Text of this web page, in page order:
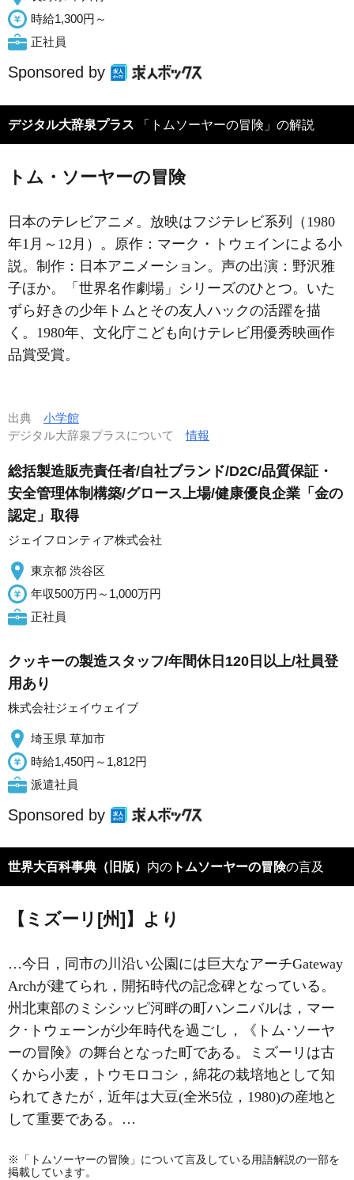
時給1,300円～
正社員
Sponsored by
デジタル大辞泉プラス 「トムソーヤーの冒険」の解説
トム・ソーヤーの冒険
日本のテレビアニメ。放映はフジテレビ系列（1980
年1月～12月）。原作：マーク・トウェインによる小
説。制作：日本アニメーション。声の出演：野沢雅
子ほか。「世界名作劇場」シリーズのひとつ。いた
ずら好きの少年トムとその友人ハックの活躍を描
く。1980年、文化庁こども向けテレビ用優秀映画作
品賞受賞。
出典 小学館
デジタル大辞泉プラスについて情報
総括製造販売責任者/自社ブランド/D2C/品質保証・
安全管理体制構築/グロース上場/健康優良企業「金の
認定」取得
ジェイフロンティア株式会社
東京都 渋谷区
年収500万円～1,000万円
正社員
クッキーの製造スタッフ/年間休日120日以上/社員登
用あり
株式会社ジェイウェイブ
埼玉県 草加市
時給1,450円～1,812円
派遣社員
Sponsored by
世界大百科事典（旧版） 内の トムソーヤーの冒険の言及
【ミズーリ[州]】より
…今日，同市の川沿い公園には巨大なアーチGateway
Archが建てられ，開拓時代の記念碑となっている。
州北東部のミシシッピ河畔の町ハンニバルは，マー
ク･トウェーンが少年時代を過ごし，《トム･ソーヤ
ーの冒険》の舞台となった町である。ミズーリは古
くから小麦，トウモロコシ，綿花の栽培地として知
られてきたが，近年は大豆(全米5位，1980)の産地と
して重要である。…
※「トムソーヤーの冒険」について言及している用語解説の一部を
掲載しています。